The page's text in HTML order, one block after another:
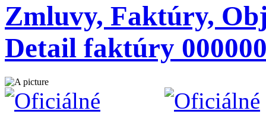
Zmluvy, Faktúry,
Detail faktúry